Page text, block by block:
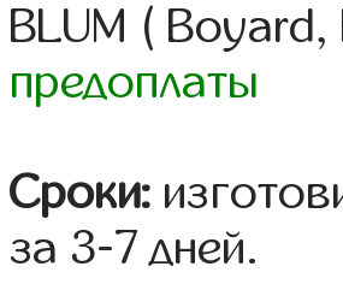
BLUM (
предоплаты
Сроки:
за 3-7 дней.